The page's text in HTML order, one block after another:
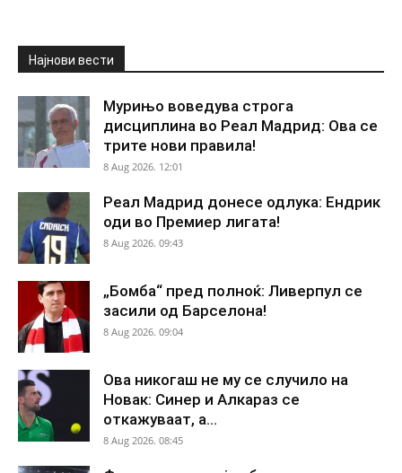
Најнови вести
Мурињо воведува строга
дисциплина во Реал Мадрид: Ова се
трите нови правила!
8 Aug 2026. 12:01
Реал Мадрид донесе одлука: Ендрик
оди во Премиер лигата!
8 Aug 2026. 09:43
„Бомба“ пред полноќ: Ливерпул се
засили од Барселона!
8 Aug 2026. 09:04
Ова никогаш не му се случило на
Новак: Синер и Алкараз се
откажуваат, а...
8 Aug 2026. 08:45